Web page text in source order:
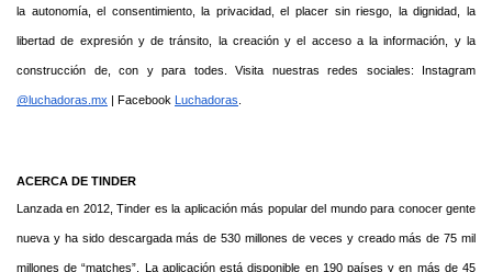
la autonomía, el consentimiento, la privacidad, el placer sin riesgo, la dignidad, la
libertad de expresión y de tránsito, la creación y el acceso a la información, y la
construcción de, con y para todes. Visita nuestras redes sociales: Instagram
@luchadoras.mx | Facebook Luchadoras
ACERCA DE TINDER
Lanzada en 2012, Tinder es la aplicación más popular del mundo para conocer gente
nueva y ha sido descargada más de 530 millones de veces y creado más de 75 mil
millones de “matches”. La aplicación está disponible en 190 países y en más de 45